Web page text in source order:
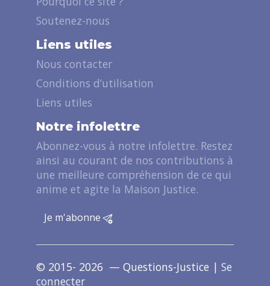
Soutenez-nous
Liens utiles
Nous contacter
Conditions d’utilisation
Liens utiles
Notre infolettre
Abonnez-vous à notre infolettre. Restez
ainsi au courant de nos contributions à
une meilleure compréhension de ce qui
anime et agite la Maison Justice.
Je m'abonne
© 2015- 2026 — Questions-Justice | Se
connecter